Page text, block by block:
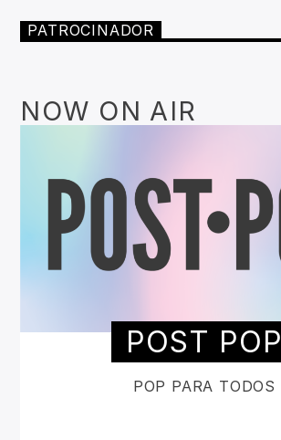
PATROCINADOR
NOW ON AIR
POST POP
POP PARA TODOS